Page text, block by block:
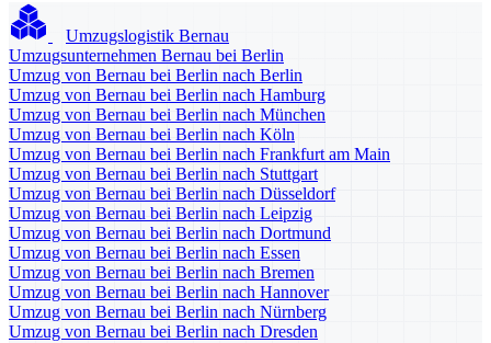
Umzugslogistik Bernau
Umzugsunternehmen Bernau bei Berlin
Umzug von Bernau bei Berlin nach Berlin
Umzug von Bernau bei Berlin nach Hamburg
Umzug von Bernau bei Berlin nach München
Umzug von Bernau bei Berlin nach Köln
Umzug von Bernau bei Berlin nach Frankfurt am Main
Umzug von Bernau bei Berlin nach Stuttgart
Umzug von Bernau bei Berlin nach Düsseldorf
Umzug von Bernau bei Berlin nach Leipzig
Umzug von Bernau bei Berlin nach Dortmund
Umzug von Bernau bei Berlin nach Essen
Umzug von Bernau bei Berlin nach Bremen
Umzug von Bernau bei Berlin nach Hannover
Umzug von Bernau bei Berlin nach Nürnberg
Umzug von Bernau bei Berlin nach Dresden